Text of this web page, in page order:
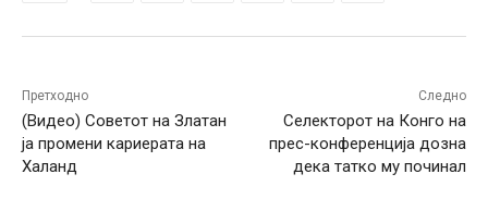
Претходно
(Видео) Советот на Златан
ја промени кариерата на
Халанд
Следно
Селекторот на Конго на
прес-конференција дозна
дека татко му починал